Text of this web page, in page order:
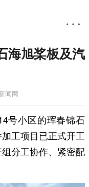
海旭桨板及汽
闻网
号小区的珲春锦石
工项目已正式开工
分工协作、紧密配